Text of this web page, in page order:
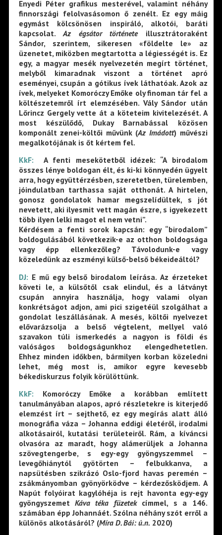
Enyedi Péter grafikus mesterével, valamint néhány
finnországi felolvasásomon ő zenélt. Ez egy máig
egymást kölcsönösen inspiráló, alkotói, baráti
kapcsolat.Az égsátor történeteillusztrátoraként
Sándor, szerintem, sikeresen «földelte le» az
üzenetet, miközben megtartotta a légiességét is. Ez
egy, a magyar mesék nyelvezetén megírt történet,
melyből kimaradnak viszont a történet apró
eseményei, csupán a gótikus ívek láthatóak. Azok az
ívek, melyeket Komoróczy Emőke oly finoman tár fel a
költészetemről írt elemzésében. Vály Sándor után
Lőrincz Gergely vette át a köteteim kivitelezését. A
most készülődő, Dukay Barnabással közösen
komponált zenei-költői művünk (Az Imádott) művészi
megalkotójának is őt kértem fel.
KkF:
A fenti mesekötetből idézek: “A birodalom
összes lénye boldogan élt, és ki-ki könnyedén ügyelt
arra, hogy együttérzésben, szeretetben, türelemben,
jóindulatban tarthassa saját otthonát. A hirtelen,
gonosz gondolatok hamar megszelídültek, s jót
nevetett, aki ilyesmit vett magán észre, s igyekezett
több ilyen lelki magot el nem vetni”.
Kérdésem a fenti sorok kapcsán: egy “birodalom”
boldogulásából következik-e az otthon boldogsága
vagy épp ellenkezőleg? Távolodunk-e vagy
közeledünk az eszményi külső-belső békeideáltól?
DJ: E mű egy belső birodalom leírása. Az érzeteket
követi le, a külsőtől csak elindul, és a látványt
csupán annyira használja, hogy valami olyan
konkrétságot adjon, ami pici szigetéül szolgálhat a
gondolat leszállásának. A mesés, költői nyelvezet
elővarázsolja a belső végtelent, mellyel való
szavakon túli ismerkedés a nagyon is földi és
valóságos boldogságunkhoz elengedhetetlen.
Ehhez minden időkben, bármilyen korban közeledni
lehet, még most is, amikor egyre kevesebb
békediskurzus folyik körülöttünk.
KkF: Komoróczy Emőke a korábban említett
tanulmányában alapos, apró részletekre is kiterjedő
elemzést írt – sejthető, ez egy megírás alatt álló
monográfia váza – Johanna eddigi életéről, irodalmi
alkotásairól, kutatási területeiről. Rám, a kíváncsi
olvasóra az maradt, hogy alámerüljek a Johanna
szövegtengerbe, s egy-egy gyöngyszemmel –
levegőhiánytól gyötörten – felbukkanva, a
napsütésben szikrázó Oslo-fjord havas peremén –
zsákmányomban gyönyörködve – kérdezősködjem. A
Napút folyóirat kagylóhéja is rejt havonta egy-egy
gyöngyszemet Káva téka füzetekcímmel, s a 146.
számában épp Johannáét. Szólna néhány szót erről a
különös alkotásáról? (Míra D. Bái: ú.n. 2020)